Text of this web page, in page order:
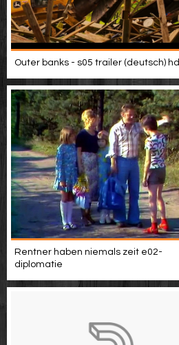
Outer banks - s05 trailer (deutsch) hd
Rentner haben niemals zeit e02-
diplomatie